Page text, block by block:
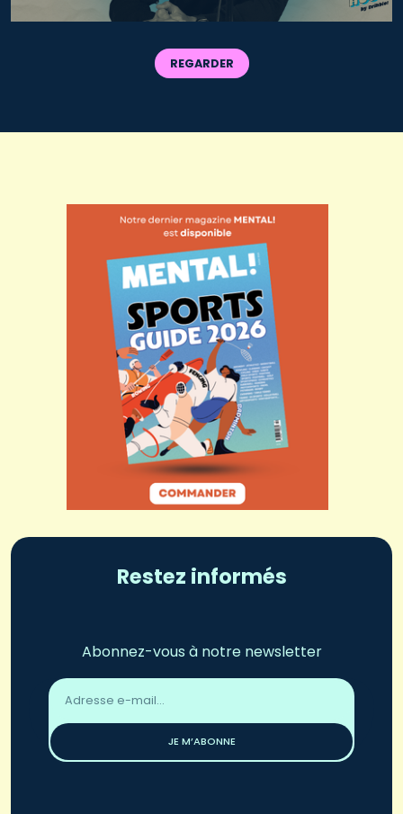
REGARDER
Restez informés
Abonnez-vous à notre newsletter
Adresse
email
JE M’ABONNE